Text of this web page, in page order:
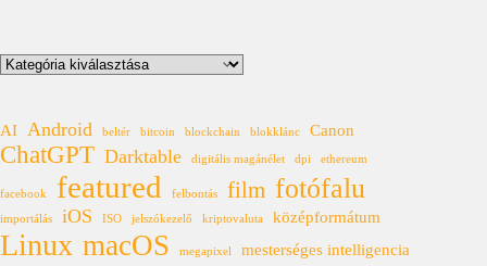
Kategóriák
AI Android beltér bitcoin blockchain blokklánc Canon
ChatGPT Darktable digitális magánélet dpi ethereum
facebook featured felbontás film fotófalu
importálás iOS ISO jelszókezelő kriptovaluta középformátum
Linux macOS megapixel
mesterséges intelligencia